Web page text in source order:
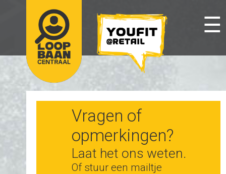
☰
Vragen of
opmerkingen?
Laat het ons weten.
Of stuur een mailtje